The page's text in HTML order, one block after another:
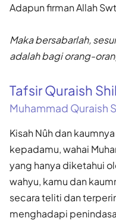
Adapun firman Allah
Maka bersabarlah,
adalah bagi orang-
Tafsir Quraish
Muhammad Quraish
Kisah Nûh dan
kepadamu, wahai
yang hanya diketahui
wahyu, kamu dan
secara teliti dan
menghadapi